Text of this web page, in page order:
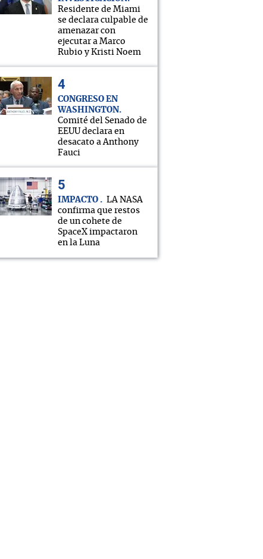
Residente de Miami
se declara culpable de
amenazar con
ejecutar a Marco
Rubio y Kristi Noem
CONGRESO EN
WASHINGTON
Comité del Senado de
EEUU declara en
desacato a Anthony
Fauci
IMPACTO
LA NASA
confirma que restos
de un cohete de
SpaceX impactaron
en la Luna